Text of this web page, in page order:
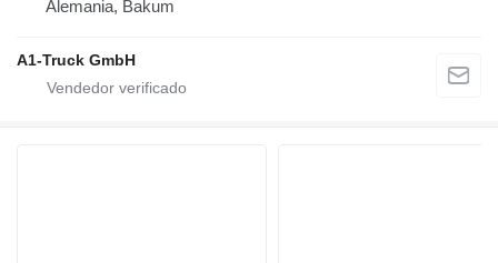
Alemania, Bakum
A1-Truck GmbH